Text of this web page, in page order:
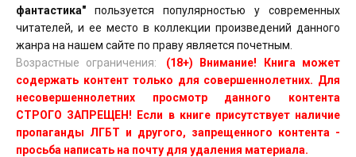
фантастика" пользуется популярностью у современных
читателей, и ее место в коллекции произведений данного
жанра на нашем сайте по праву является почетным.
Возрастные ограничения:
(18+) Внимание! Книга может
содержать контент только для совершеннолетних. Для
несовершеннолетних просмотр данного контента
СТРОГО ЗАПРЕЩЕН! Если в книге присутствует наличие
пропаганды ЛГБТ и другого, запрещенного контента -
просьба написать на почту для удаления материала.